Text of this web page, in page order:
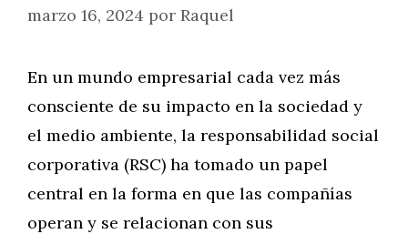
marzo 16, 2024 por Raquel
En un mundo empresarial cada vez más
consciente de su impacto en la sociedad y
el medio ambiente, la responsabilidad social
corporativa (RSC) ha tomado un papel
central en la forma en que las compañías
operan y se relacionan con sus